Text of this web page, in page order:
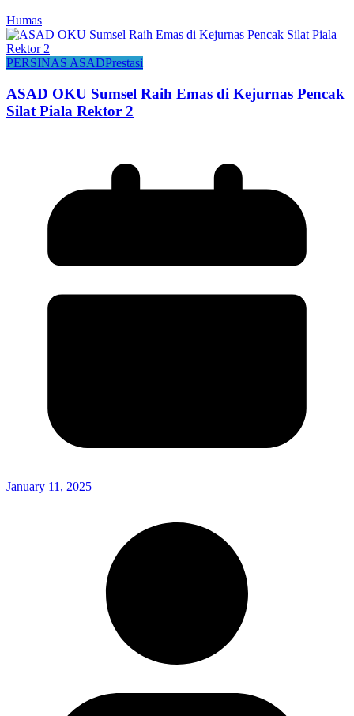
Humas
PERSINAS ASADPrestasi
ASAD OKU Sumsel Raih Emas di Kejurnas Pencak
Silat Piala Rektor 2
January 11, 2025